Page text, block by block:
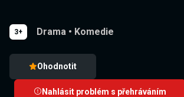
3+ Drama • Komedie
Ohodnotit
Nahlásit problém s přehráváním